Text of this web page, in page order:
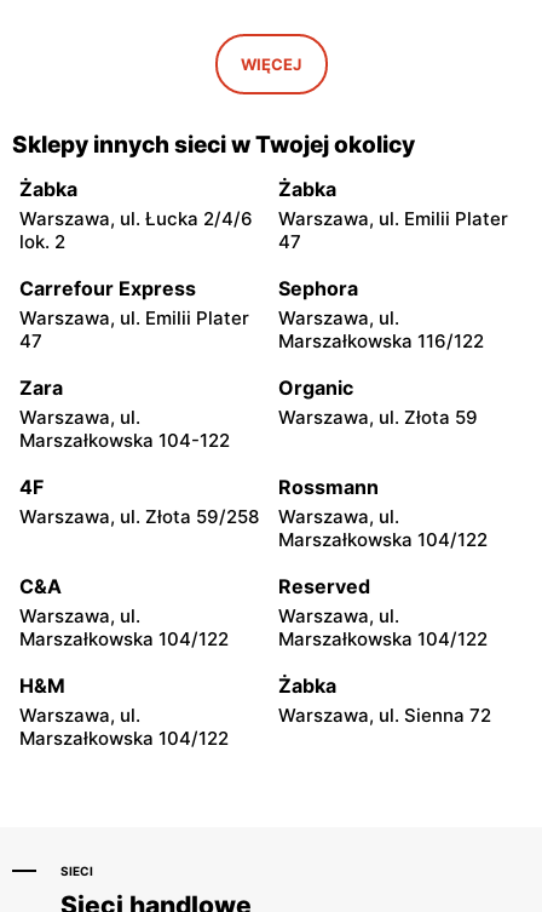
RYŁKO
Ostrołęka, ul. Gen. Augusta
Emila Fieldorfa Nila 28
RYŁKO
Tomaszów Mazowiecki, ul.
Warszawska 1
RYŁKO
Puławy, ul. Lubelska 2
RYŁKO RYŁKO
Piłsudskiego 15
RYŁKO RYŁKO
Juliusza Słowackiego 123
RYŁKO
ul. Adama Mickiewicza 30
RYŁKO
27
RYŁKO RYŁKO
20
RYŁKO RYŁKO
RYŁKO
Lublin al. Wincentego
RYŁKO
WIĘCEJ
Sklepy innych sieci w Twojej okolicy
Żabka
Warszawa, ul. Łucka 2/4/6
lok. 2
Żabka
Warszawa, ul. Emilii Plater
47
Carrefour Express
Warszawa, ul. Emilii Plater
47
Sephora
Warszawa, ul.
Marszałkowska 116/122
Zara
Warszawa, ul.
Marszałkowska 104-122
Organic
Warszawa, ul. Złota 59
4F
Warszawa, ul. Złota 59/258
Rossmann
Warszawa, ul.
Marszałkowska 104/122
C&A
Warszawa, ul.
Marszałkowska 104/122
Reserved
Warszawa, ul.
Marszałkowska 104/122
H&M
Warszawa, ul.
Marszałkowska 104/122
Żabka
Warszawa, ul. Sienna 72
SIECI
Sieci handlowe